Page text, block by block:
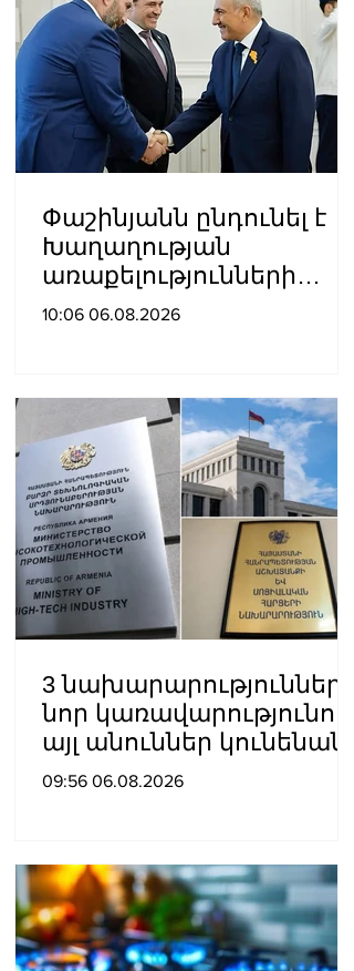
Փաշինյանն ընդունել է
Խաղաղության
առաքելությունների
հարցերով ԱՄՆ հատուկ
Կոնստանտին Սոկոլովին
10:06 06.08.2026
3 նախարարություններ
նոր կառավարությունում
այլ անուններ կունենան
09:56 06.08.2026